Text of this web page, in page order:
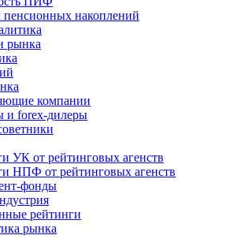
накоплений
рынка
компании
и forex-дилеры
УК от рейтинговых агенств
НПФ от рейтинговых агенств
фонды
рейтинги
рынка